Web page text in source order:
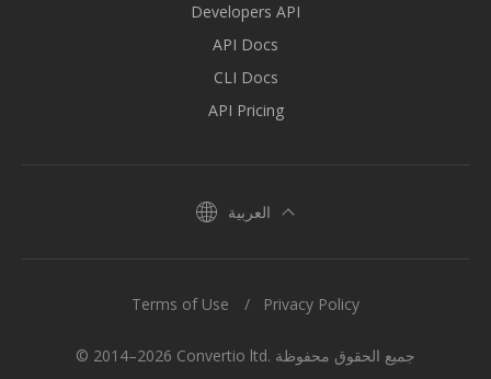
Developers API
API Docs
CLI Docs
API Pricing
العربية
© 2014–2026 Convertio ltd. جميع الحقوق محفوظة
Terms of Use Privacy Policy